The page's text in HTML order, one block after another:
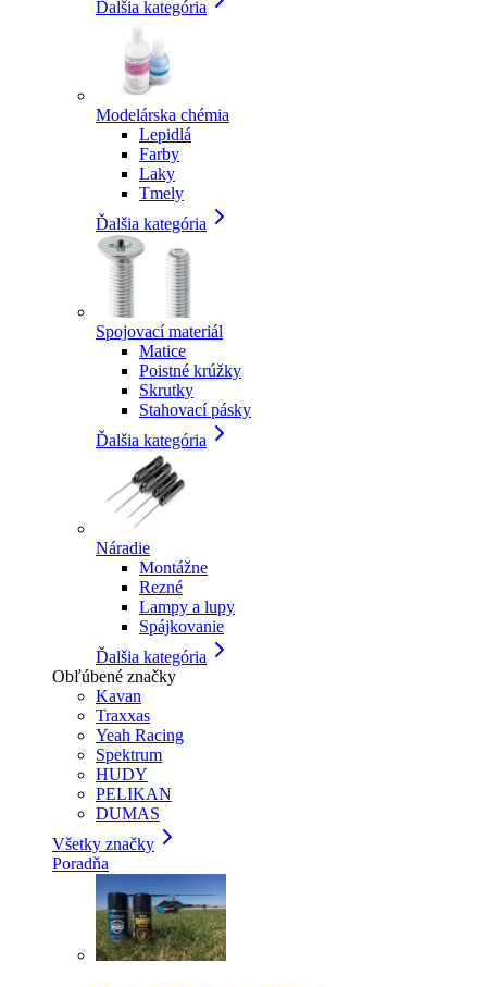
Ďalšia kategória
Modelárska chémia
Lepidlá
Farby
Laky
Tmely
Ďalšia kategória
Spojovací materiál
Matice
Poistné krúžky
Skrutky
Stahovací pásky
Ďalšia kategória
Náradie
Montážne
Rezné
Lampy a lupy
Spájkovanie
Ďalšia kategória
Obľúbené značky
Kavan
Traxxas
Yeah Racing
Spektrum
HUDY
PELIKAN
DUMAS
Všetky značky
Poradňa